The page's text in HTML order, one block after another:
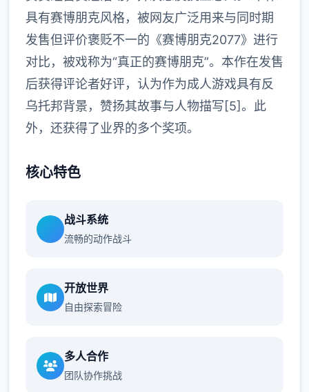
具有赛博朋克风格，被网友广泛用来与同时期
发售但评价褒贬不一的《赛博朋克2077》进行
对比，被戏称为“真正的赛博朋克”。本作在发售
后获得评论者好评，认为作为成人游戏具有反
乌托邦背景，赞扬其故事与人物描写[5]。此
外，还获得了业界的多个奖项。
核心特色
战斗系统
流畅的动作战斗
开放世界
自由探索冒险
多人合作
团队协作挑战